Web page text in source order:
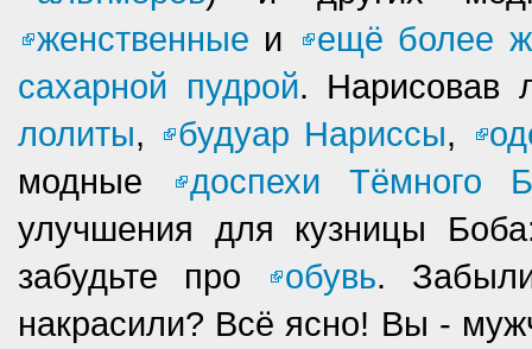
женственные и
ещё более
сахарной пудрой. Нарисовав
лолиты, будуар Нариссы,
модные
доспехи Тёмного
улучшения для кузницы
забудьте про
обувь.
накрасили? Всё ясно! Вы -